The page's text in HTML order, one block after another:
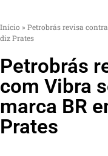
Início » Petrobrás revisa
diz Prates
Petrobrás
com Vibra
marca BR
Prates